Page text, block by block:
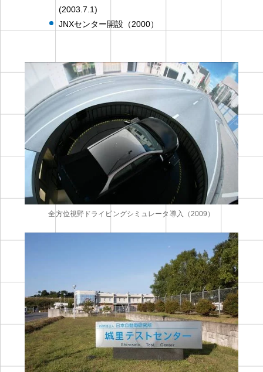
(2003.7.1)
JNXセンター開設（2000）
全方位視野ドライビングシミュレータ導入（2009）